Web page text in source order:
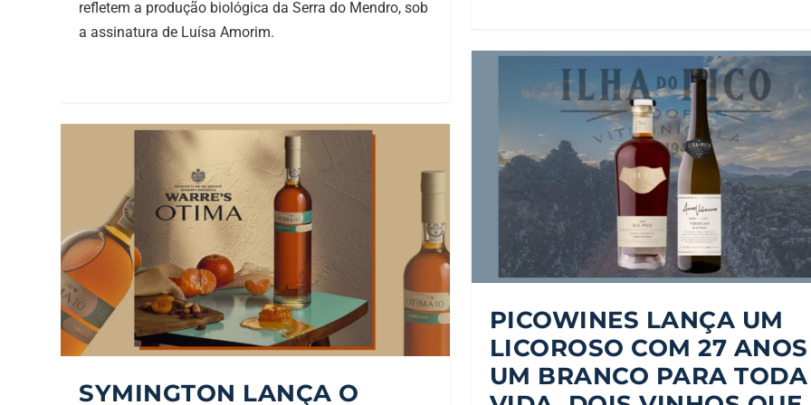
refletem a produção biológica da Serra do Mendro, sob
a assinatura de Luísa Amorim.
SYMINGTON LANÇA O
PICOWINES LANÇA UM
LICOROSO COM 27
UM BRANCO PARA